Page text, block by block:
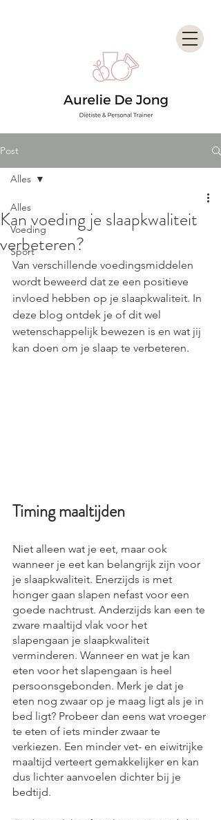
Post
Alles
Voeding
Sport
Alles
Kan voeding je slaapkwaliteit
verbeteren?
Van verschillende voedingsmiddelen
wordt beweerd dat ze een positieve
invloed hebben op je slaapkwaliteit. In
deze blog ontdek je of dit wel
wetenschappelijk bewezen is en wat jij
kan doen om je slaap te verbeteren.
Timing maaltijden
Niet alleen wat je eet, maar ook
wanneer je eet kan belangrijk zijn voor
je slaapkwaliteit. Enerzijds is met
honger gaan slapen nefast voor een
goede nachtrust. Anderzijds kan een te
zware maaltijd vlak voor het
slapengaan je slaapkwaliteit
verminderen. Wanneer en wat je kan
eten voor het slapengaan is heel
persoonsgebonden. Merk je dat je
eten nog zwaar op je maag ligt als je in
bed ligt? Probeer dan eens wat vroeger
te eten of iets minder zwaar te
verkiezen. Een minder vet- en eiwitrijke
maaltijd verteert gemakkelijker en kan
dus lichter aanvoelen dichter bij je
bedtijd.